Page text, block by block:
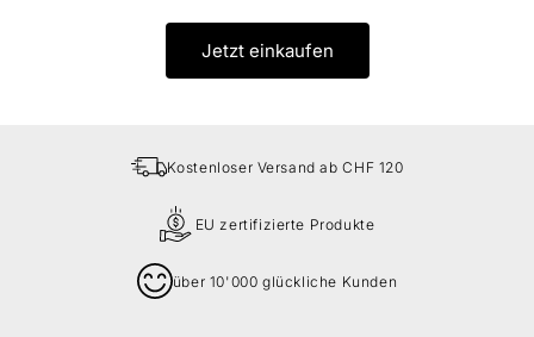
Jetzt einkaufen
Kostenloser Versand ab CHF 120
EU zertifizierte Produkte
über 10'000 glückliche Kunden